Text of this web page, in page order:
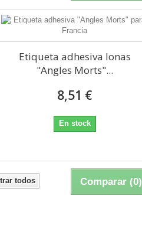
Etiqueta adhesiva lonas
"Angles Morts"...
8,51 €
En stock
Comparar (0)
todos